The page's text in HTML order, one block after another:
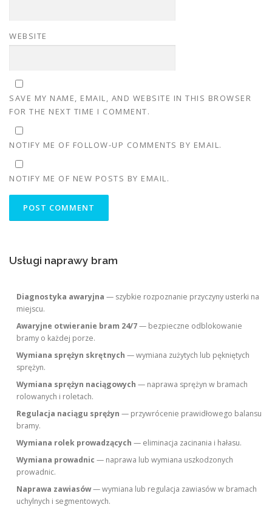
WEBSITE
SAVE MY NAME, EMAIL, AND WEBSITE IN THIS BROWSER
FOR THE NEXT TIME I COMMENT.
NOTIFY ME OF FOLLOW-UP COMMENTS BY EMAIL.
NOTIFY ME OF NEW POSTS BY EMAIL.
Usługi naprawy bram
Diagnostyka awaryjna — szybkie rozpoznanie przyczyny usterki na
miejscu.
Awaryjne otwieranie bram 24/7— bezpieczne odblokowanie
bramy o każdej porze.
Wymiana sprężyn skrętnych — wymiana zużytych lub pękniętych
sprężyn.
Wymiana sprężyn naciągowych — naprawa sprężyn w bramach
rolowanych i roletach.
Regulacja naciągu sprężyn — przywrócenie prawidłowego balansu
bramy.
Wymiana rolek prowadzących — eliminacja zacinania i hałasu.
Wymiana prowadnic — naprawa lub wymiana uszkodzonych
prowadnic.
Naprawa zawiasów— wymiana lub regulacja zawiasów w bramach
uchylnych i segmentowych.